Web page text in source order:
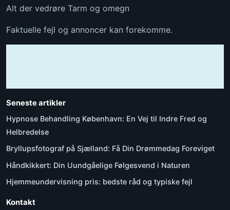
Alt der vedrøre Tarm og omegn
Faktuelle fejl og annoncer kan forekomme.
Seneste artikler
Hypnose Behandling København: En Vej til Indre Fred og
Helbredelse
Bryllupsfotograf på Sjælland: Få Din Drømmedag Foreviget
Håndkikkert: Din Uundgåelige Følgesvend i Naturen
Hjemmeundervisning pris: bedste råd og typiske fejl
Kontakt